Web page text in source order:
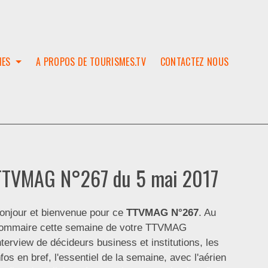
A PROPOS DE TOURISMES.TV CONTACTEZ NOUS
N°267 du 5 mai 2017
et bienvenue pour ceTTVMAG N°267. Au
cette semaine de votre TTVMAG
de décideurs business et institutions, les
en bref, l'essentiel de la semaine, avec l'aérien